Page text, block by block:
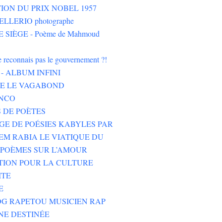
DU PRIX NOBEL 1957
photographe
SIÈGE - Poème de Mahmoud
reconnais pas le gouvernement ?!
ALBUM INFINI
LE VAGABOND
POÈTES
DE POÉSIES KABYLES PAR
RABIA LE VIATIQUE DU
SUR L’AMOUR
POUR LA CULTURE
RAPETOU MUSICIEN RAP
DESTINÉE